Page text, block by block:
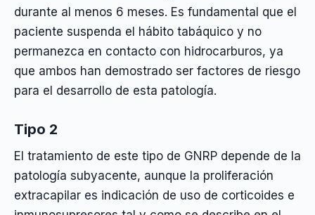
durante al menos 6 meses. Es fundamental que el
paciente suspenda el hábito tabáquico y no
permanezca en contacto con hidrocarburos, ya
que ambos han demostrado ser factores de riesgo
para el desarrollo de esta patología.
Tipo 2
El tratamiento de este tipo de GNRP depende de la
patología subyacente, aunque la proliferación
extracapilar es indicación de uso de corticoides e